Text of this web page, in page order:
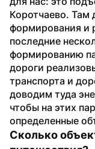
Коротчаево. Там
формирования и
последние
формированию
дороги
транспорта и
доводим туда
чтобы на этих
определенные
Сколько